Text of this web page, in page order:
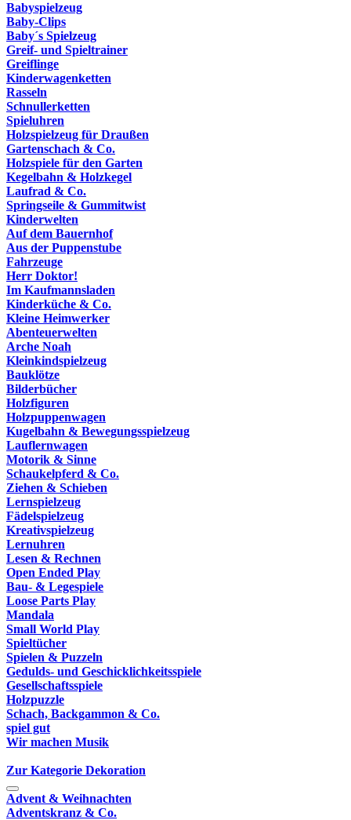
Babyspielzeug
Baby-Clips
Baby´s Spielzeug
Greif- und Spieltrainer
Greiflinge
Kinderwagenketten
Rasseln
Schnullerketten
Spieluhren
Holzspielzeug für Draußen
Gartenschach & Co.
Holzspiele für den Garten
Kegelbahn & Holzkegel
Laufrad & Co.
Springseile & Gummitwist
Kinderwelten
Auf dem Bauernhof
Aus der Puppenstube
Fahrzeuge
Herr Doktor!
Im Kaufmannsladen
Kinderküche & Co.
Kleine Heimwerker
Abenteuerwelten
Arche Noah
Kleinkindspielzeug
Bauklötze
Bilderbücher
Holzfiguren
Holzpuppenwagen
Kugelbahn & Bewegungsspielzeug
Lauflernwagen
Motorik & Sinne
Schaukelpferd & Co.
Ziehen & Schieben
Lernspielzeug
Fädelspielzeug
Kreativspielzeug
Lernuhren
Lesen & Rechnen
Open Ended Play
Bau- & Legespiele
Loose Parts Play
Mandala
Small World Play
Spieltücher
Spielen & Puzzeln
Gedulds- und Geschicklichkeitsspiele
Gesellschaftsspiele
Holzpuzzle
Schach, Backgammon & Co.
spiel gut
Wir machen Musik
Zur Kategorie Dekoration
Advent & Weihnachten
Adventskranz & Co.